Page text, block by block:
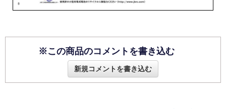
※この商品のコメントを書き込む
新規コメントを書き込む